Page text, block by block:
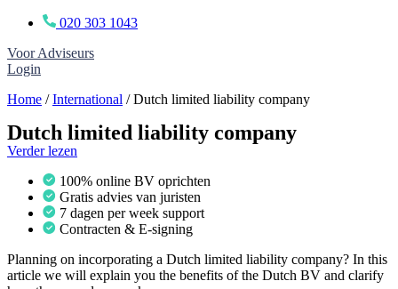
020 303 1043
Voor Adviseurs
Login
Home /International /Dutch limited liability company
Dutch limited liability company
Verder lezen
100% online BV oprichten
Gratis advies van juristen
7 dagen per week support
Contracten & E-signing
Planning on incorporating a Dutch limited liability company? In this
article we will explain you the benefits of the Dutch BV and clarify